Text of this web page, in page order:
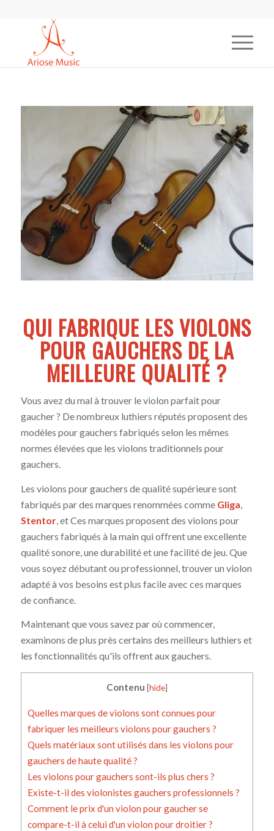
QUI FABRIQUE LES VIOLONS
POUR GAUCHERS DE LA
MEILLEURE QUALITÉ ?
Vous avez du mal à trouver le violon parfait pour
gaucher ? De nombreux luthiers réputés proposent des
modèles pour gauchers fabriqués selon les mêmes
normes élevées que les violons traditionnels pour
gauchers.
Les violons pour gauchers de qualité supérieure sont
fabriqués par des marques renommées comme Gliga
Stentor, et Ces marques proposent des violons pour
gauchers fabriqués à la main qui offrent une excellente
qualité sonore, une durabilité et une facilité de jeu. Que
vous soyez débutant ou professionnel, trouver un violon
adapté à vos besoins est plus facile avec ces marques
de confiance.
Maintenant que vous savez par où commencer,
examinons de plus près certains des meilleurs luthiers et
les fonctionnalités qu'ils offrent aux gauchers.
Contenu [hide]
Quelles marques de violons sont connues pour
fabriquer les meilleurs violons pour gauchers ?
Quels matériaux sont utilisés dans les violons pour
gauchers de haute qualité ?
Les violons pour gauchers sont-ils plus chers ?
Existe-t-il des violonistes gauchers professionnels ?
Comment le prix d'un violon pour gaucher se
compare-t-il à celui d'un violon pour droitier ?